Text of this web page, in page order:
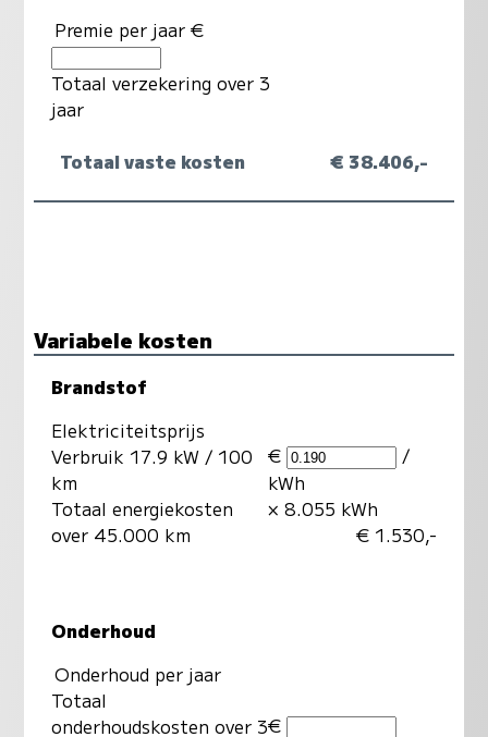
Premie per jaar €
Totaal verzekering over 3
jaar
Totaal vaste kosten € 38.406,-
Variabele kosten
Brandstof
Elektriciteitsprijs
Verbruik 17.9 kW / 100
km
Totaal energiekosten
over 45.000 km
€
/
kWh
× 8.055 kWh
€ 1.530,-
Onderhoud
Onderhoud per jaar
Totaal
onderhoudskosten over 3€